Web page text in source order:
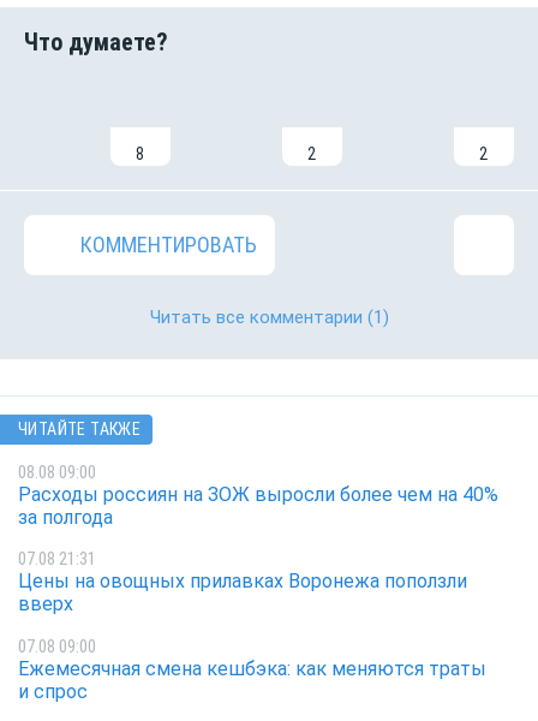
8 2 2
КОММЕНТИРОВАТЬ
Читать все комментарии (1)
ЧИТАЙТЕ ТАКЖЕ
08.08 09:00
Расходы россиян на ЗОЖ выросли более чем на 40%
за полгода
07.08 21:31
Цены на овощных прилавках Воронежа поползли
вверх
07.08 09:00
Ежемесячная смена кешбэка: как меняются траты
и спрос